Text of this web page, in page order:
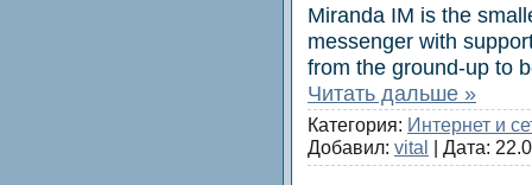
Miranda IM is the
messenger with
from the ground-up to
Читать дальше »
Категория: Интернет и
Добавил: vital | Дата: